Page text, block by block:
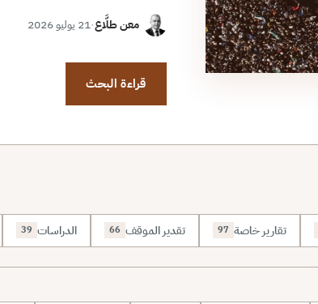
معن طلَّاع·21 يوليو 2026
قراءة البحث
تقارير خاصة 97 تقدير الموقف 66 الدراسات 39